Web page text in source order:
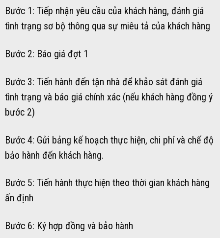
Bước 1: Tiếp nhận yêu cầu của khách hàng, đánh giá
tình trạng sơ bộ thông qua sự miêu tả của khách hàng
Bước 2: Báo giá đợt 1
Bước 3: Tiến hành đến tận nhà để khảo sát đánh giá
tình trạng và báo giá chính xác (nếu khách hàng đồng ý
bước 2)
Bước 4: Gửi bảng kế hoạch thực hiện, chi phí và chế độ
bảo hành đến khách hàng.
Bước 5: Tiến hành thực hiện theo thời gian khách hàng
ấn định
Bước 6: Ký hợp đồng và bảo hành